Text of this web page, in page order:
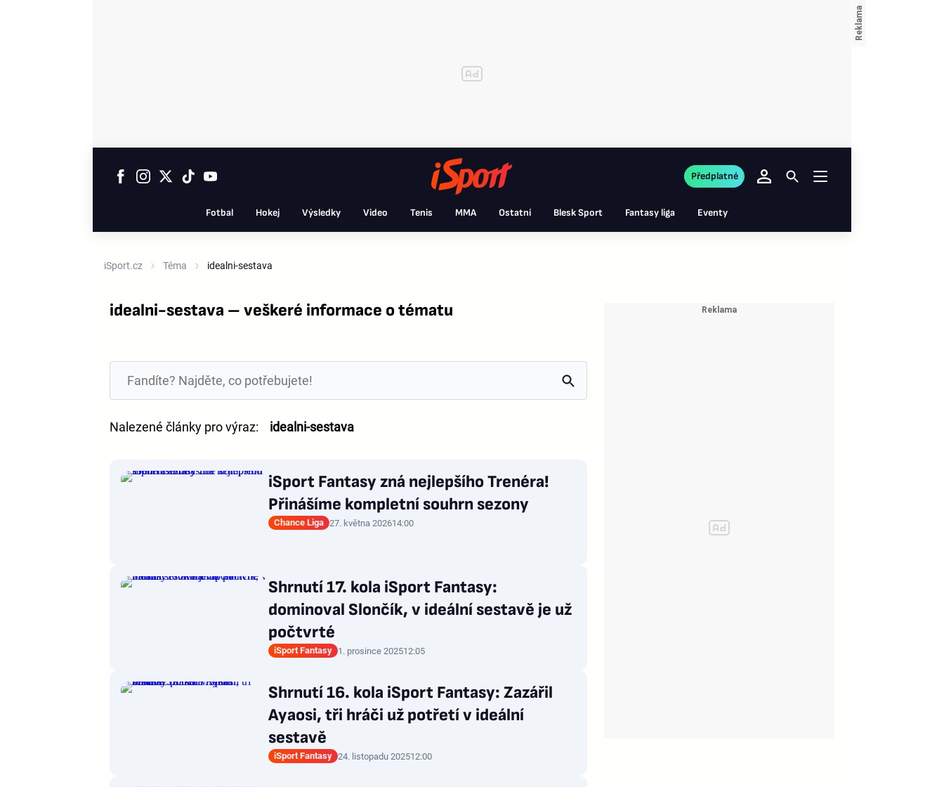
Fotbal Hokej Výsledky Video Tenis MMA Ostatní Blesk Sport Fantasy liga Eventy
Předplatné
iSport.cz Téma idealni-sestava
idealni-sestava – veškeré informace o tématu
Nalezené články pro výraz: idealni-sestava
iSport Fantasy zná nejlepšího Trenéra!
Přinášíme kompletní souhrn sezony
Chance Liga 27. května 202614:00
Shrnutí 17. kola iSport Fantasy:
dominoval Slončík, v ideální sestavě je už
počtvrté
iSport Fantasy 1. prosince 202512:05
Shrnutí 16. kola iSport Fantasy: Zazářil
Ayaosi, tři hráči už potřetí v ideální
sestavě
iSport Fantasy 24. listopadu 202512:00